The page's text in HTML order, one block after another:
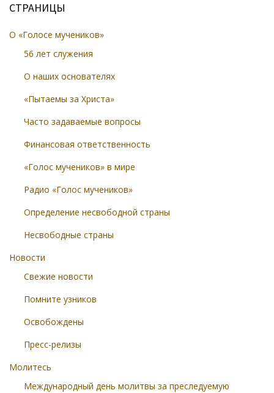
СТРАНИЦЫ
О «Голосе мучеников»
56 лет служения
О наших основателях
«Пытаемы за Христа»
Часто задаваемые вопросы
Финансовая ответственность
«Голос мучеников» в мире
Радио «Голос мучеников»
Определение несвободной страны
Несвободные страны
Новости
Свежие новости
Помните узников
Освобождены
Пресс-релизы
Молитесь
Международный день молитвы за преследуемую